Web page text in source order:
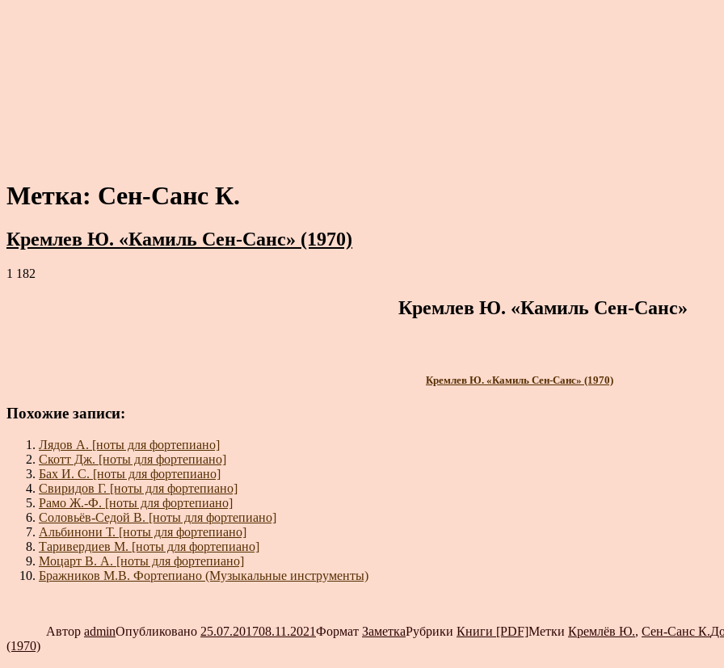
Метка: Сен-Санс К.
Кремлев Ю. «Камиль Сен-Санс» (1970)
1 182
Кремлев Ю. «Камиль Сен-Санс»
Кремлев Ю. «Камиль Сен-Санс» (1970)
Похожие записи:
Лядов А. [ноты для фортепиано]
Скотт Дж. [ноты для фортепиано]
Бах И. С. [ноты для фортепиано]
Свиридов Г. [ноты для фортепиано]
Рамо Ж.-Ф. [ноты для фортепиано]
Соловьёв-Седой В. [ноты для фортепиано]
Альбинони Т. [ноты для фортепиано]
Таривердиев М. [ноты для фортепиано]
Моцарт В. А. [ноты для фортепиано]
Бражников М.В. Фортепиано (Музыкальные инструменты)
Автор adminОпубликовано 25.07.201708.11.2021Формат ЗаметкаРубрики Книги [PDF]Метки Кремлёв Ю., Сен-Санс К.
(1970)